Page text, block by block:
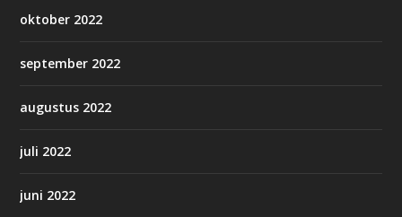
oktober 2022
september 2022
augustus 2022
juli 2022
juni 2022